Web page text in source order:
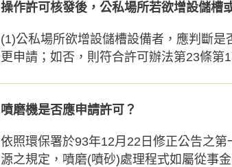
操作許可核發後，公私場所若欲增設儲槽
(1)公私場所欲增設儲槽設備者，應判斷
更申請；如否，則符合許可辦法第23條第
噴磨機是否應申請許可？
依照環保署於93年12月22日修正公告之
源之規定，噴磨(噴砂)處理程式如屬從事